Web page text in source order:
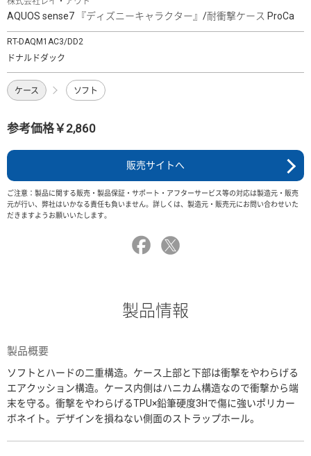
AQUOS sense7 『ディズニーキャラクター』/耐衝撃ケース ProCa
RT-DAQM1AC3/DD2
ドナルドダック
ケース ソフト
参考価格￥2,860
販売サイトへ
ご注意：製品に関する販売・製品保証・サポート・アフターサービス等の対応は製造元・販売
元が行い、弊社はいかなる責任も負いません。詳しくは、製造元・販売元にお問い合わせいた
だきますようお願いいたします。
製品情報
製品概要
ソフトとハードの二重構造。ケース上部と下部は衝撃をやわらげる
エアクッション構造。ケース内側はハニカム構造なので衝撃から端
末を守る。衝撃をやわらげるTPU×鉛筆硬度3Hで傷に強いポリカー
ボネイト。デザインを損ねない側面のストラップホール。